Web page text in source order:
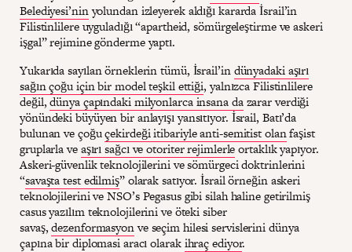
Belediyesi’ninyolundan izleyerek aldığı kararda İsrail’in
Filistinlilere uyguladığı “apartheid, sömürgeleştirme ve askeri
işgal” rejimine gönderme yaptı.
Yukarıda sayılan örneklerin tümü, İsrail’indünyadaki aşırı
sağın çoğu için bir model teşkil ettiği, yalnızca Filistinlilere
değil,dünya çapındaki milyonlarca insana dazarar verdiği
yönündeki büyüyen bir anlayışı yansıtıyor. İsrail, Batı’da
bulunan ve çoğuçekirdeği itibariyle anti-semitist olanfaşist
gruplarla veaşırı sağcı ve otoriter rejimlerleortaklık yapıyor.
Askeri-güvenlik teknolojilerini ve sömürgeci doktrinlerini
“savaşta test edilmiş” olarak satıyor. İsrail örneğin askeri
teknolojilerini ve NSO’s Pegasus gibi silah haline getirilmiş
casus yazılım teknolojilerini ve öteki siber
savaş,dezenformasyonve seçim hilesi servislerini dünya
çapına bir diplomasi aracı olarakihraç ediyor.